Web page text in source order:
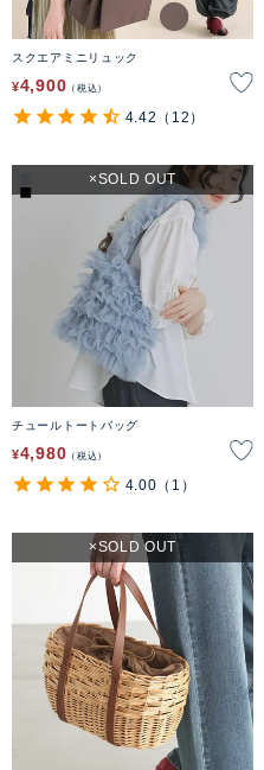
スクエアミニリュック
¥4,900 税込
4.42 （12）
チュールトートバッグ
¥4,980 税込
SOLD OUT
4.00 （1）
SOLD OUT